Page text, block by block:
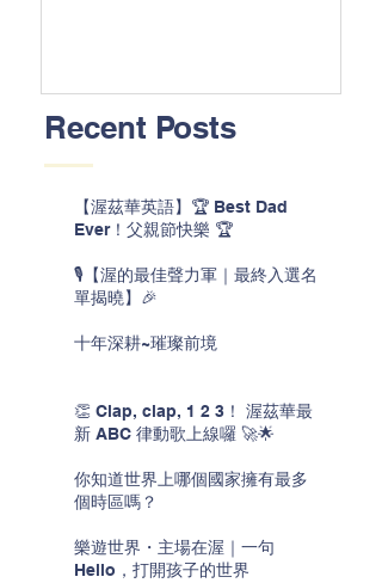
Recent Posts
【渥茲華英語】🏆 Best Dad
Ever！父親節快樂 🏆
🎙️【渥的最佳聲力軍｜最終入選名
單揭曉】🎉
十年深耕~璀璨前境
👏 Clap, clap, 1 2 3！ 渥茲華最
新 ABC 律動歌上線囉 🚀🌟
你知道世界上哪個國家擁有最多
個時區嗎？
樂遊世界・主場在渥｜一句
Hello，打開孩子的世界